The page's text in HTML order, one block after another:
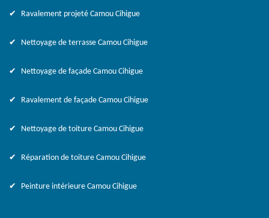
Ravalement projeté Camou Cihigue
Nettoyage de terrasse Camou Cihigue
Nettoyage de façade Camou Cihigue
Ravalement de façade Camou Cihigue
Nettoyage de toiture Camou Cihigue
Réparation de toiture Camou Cihigue
Peinture intérieure Camou Cihigue